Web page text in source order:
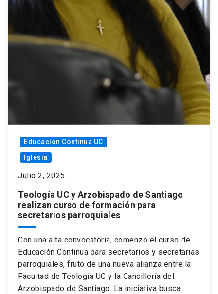
Educación Continua UC
Iglesia
Julio 2, 2025
Teología UC y Arzobispado de Santiago
realizan curso de formación para
secretarios parroquiales
Con una alta convocatoria, comenzó el curso de
Educación Continua para secretarios y secretarias
parroquiales, fruto de una nueva alianza entre la
Facultad de Teología UC y la Cancillería del
Arzobispado de Santiago. La iniciativa busca